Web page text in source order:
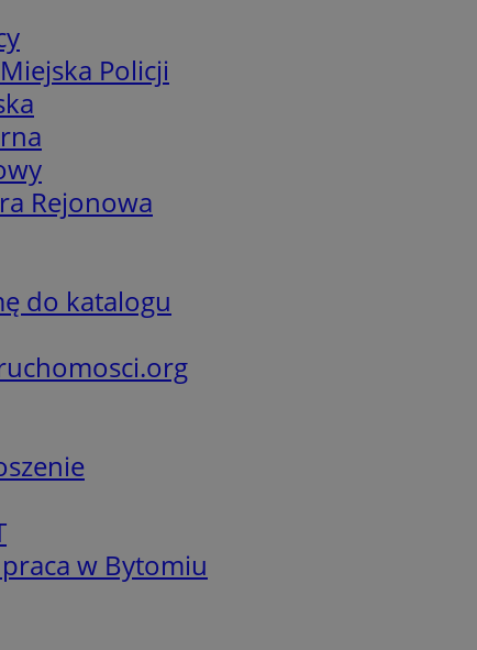
Policji
Rejonowa
do katalogu
w Bytomiu